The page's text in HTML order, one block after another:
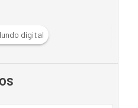
digital